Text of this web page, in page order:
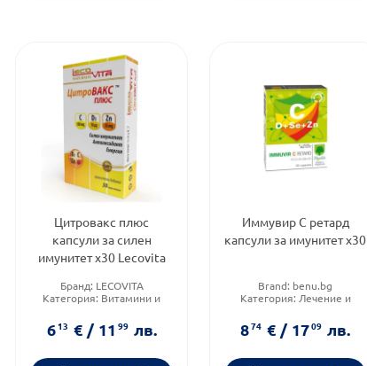
Цитровакс плюс
капсули за силен
имунитет х30 Lecovita
Бранд: LECOVITA
Категория: Витамини и
Форма на продукта:
613 € / 1199 лв.
Иммувир С ретард
капсули за имунитет х30
Brand: benu.bg
Категория: Лечение и
Форма на продукта:
874 € / 1709 лв.